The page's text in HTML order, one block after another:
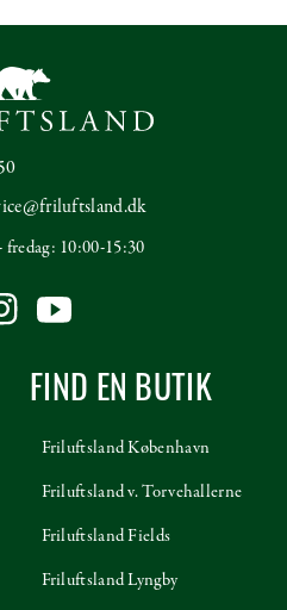
fredag: 10:00-15:30
FIND EN BUTIK
Friluftsland København
Friluftsland v. Torvehallerne
Friluftsland Fields
Friluftsland Lyngby